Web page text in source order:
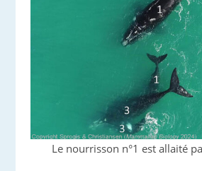
Le nourrisson n°1 est allaité